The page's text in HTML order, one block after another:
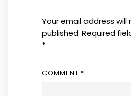
Your email address will
published. Required
*
COMMENT *